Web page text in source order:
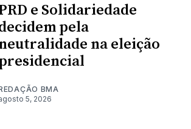
e Solidariedade
pela
na eleição
BMA
5, 2026